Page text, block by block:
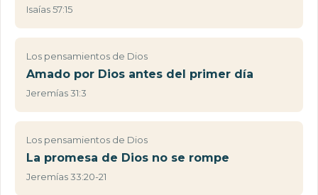
Isaías 57:15
Los pensamientos de Dios
Amado por Dios antes del primer día
Jeremías 31:3
Los pensamientos de Dios
La promesa de Dios no se rompe
Jeremías 33:20-21